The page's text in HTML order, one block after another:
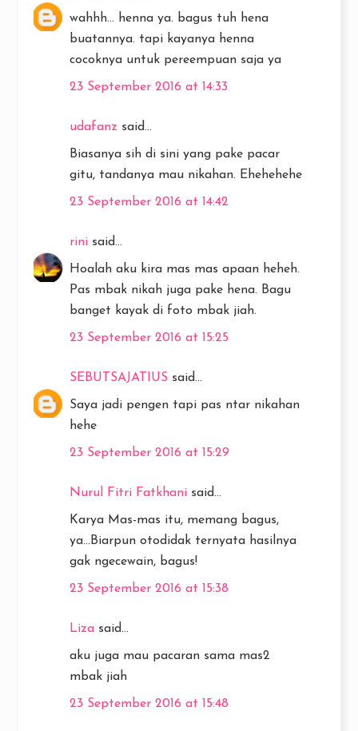
wahhh... henna ya. bagus tuh hena
buatannya. tapi kayanya henna
cocoknya untuk pereempuan saja ya
23 September 2016 at 14:33
udafanz said...
Biasanya sih di sini yang pake pacar
gitu, tandanya mau nikahan. Ehehehehe
23 September 2016 at 14:42
rini said...
Hoalah aku kira mas mas apaan heheh.
Pas mbak nikah juga pake hena. Bagu
banget kayak di foto mbak jiah.
23 September 2016 at 15:25
SEBUTSAJATIUS said...
Saya jadi pengen tapi pas ntar nikahan
hehe
23 September 2016 at 15:29
Nurul Fitri Fatkhani said...
Karya Mas-mas itu, memang bagus,
ya...Biarpun otodidak ternyata hasilnya
gak ngecewain, bagus!
23 September 2016 at 15:38
Liza said...
aku juga mau pacaran sama mas2
mbak jiah
23 September 2016 at 15:48